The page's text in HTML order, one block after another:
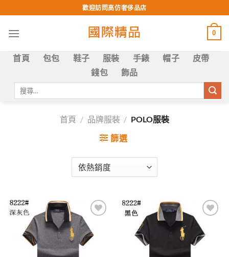
to
content
歡迎訪問高仿奢侈品店
0
首頁 包包 鞋子 服裝 手錶 帽子
皮帶
錢包
飾品
首頁 / 品牌服裝 / POLO服裝
篩選
Add to
wishlist
Add to
wishlist